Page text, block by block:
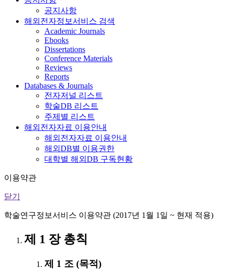
공지사항
해외전자정보서비스 검색
Academic Journals
Ebooks
Dissertations
Conference Materials
Reviews
Reports
Databases & Journals
전자저널 리스트
학술DB 리스트
주제별 리스트
해외전자자료 이용안내
해외전자자료 이용안내
해외DB별 이용권한
대학별 해외DB 구독현황
이용약관
닫기
학술연구정보서비스 이용약관 (2017년 1월 1일 ~ 현재 적용)
제 1 장 총칙
제 1 조 (목적)